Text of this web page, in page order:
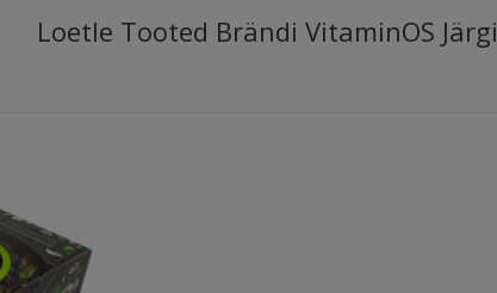
Loetle Tooted Brändi VitaminOS Järgi